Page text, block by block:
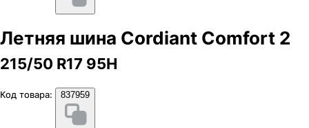
Летняя шина Cordiant Comfort 2
215/50 R17 95H
Код товара: 837959